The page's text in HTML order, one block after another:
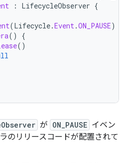
: LifecycleObserver {
(Lifecycle.Event .ON_PAUSE)
()
{
()
が ON_PAUSE イベン
のリリースコードが配置されて